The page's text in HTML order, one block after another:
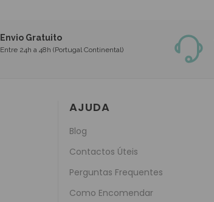
Envio Gratuito
Entre 24h a 48h (Portugal Continental)
AJUDA
Blog
Contactos Úteis
Perguntas Frequentes
Como Encomendar